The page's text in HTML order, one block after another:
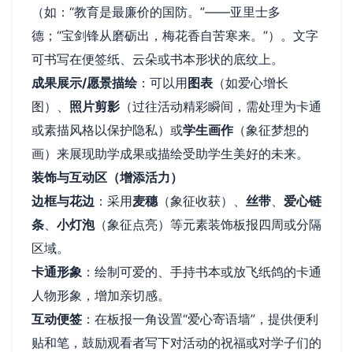
（如：“教育是最廉价的国防。”——亚里士多
德；“宝剑锋从磨砺出，梅花香自苦寒来。”）。文字
可书写在便签纸、云朵或书本形状的底纹上。
成果展示/愿景描绘 ：可以用 图表 （如爱心增长
图）、 照片剪影 （过往活动精彩瞬间，需处理为卡通
或素描风格以保护隐私）或学生画作（象征梦想的
画）来展现助学成果或描绘受助学生美好的未来。
装饰与互动区（增添活力）
边框与花边 ：采用麦穗（象征收获）、 丝带、 爱心链
条、 小灯泡（象征点亮）等元素装饰板报四周或分隔
区域。
卡通形象 ：绘制可爱的、手持书本或放飞纸鸽的卡通
人物形象，增加亲切感。
互动便签 ：在板报一角设置“爱心寄语墙”，提供便利
贴和笔，鼓励观看者写下对活动的祝福或对学子们的